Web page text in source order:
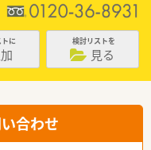
に 検討リストを
見る
合わせ